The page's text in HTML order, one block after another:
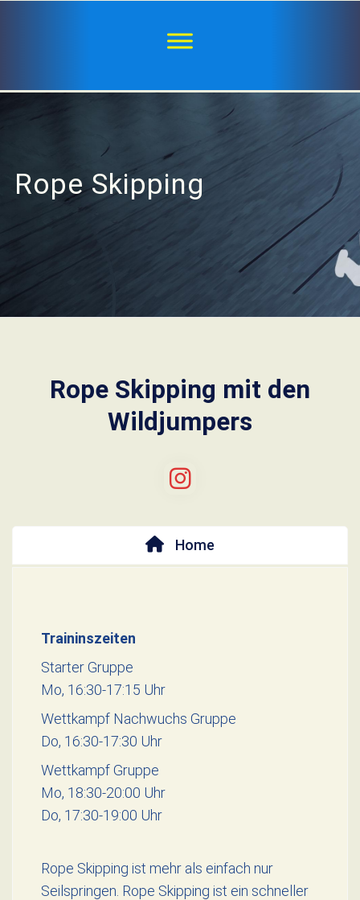
Rope Skipping
Rope Skipping mit den
Wildjumpers
Home
Traininszeiten
Starter Gruppe
Mo, 16:30-17:15 Uhr
Wettkampf Nachwuchs Gruppe
Do, 16:30-17:30 Uhr
Wettkampf Gruppe
Mo, 18:30-20:00 Uhr
Do, 17:30-19:00 Uhr
Rope Skipping ist mehr als einfach nur
Seilspringen. Rope Skipping ist ein schneller